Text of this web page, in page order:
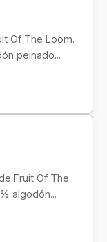
Of The Loom.
peinado...
Fruit Of The
algodón...